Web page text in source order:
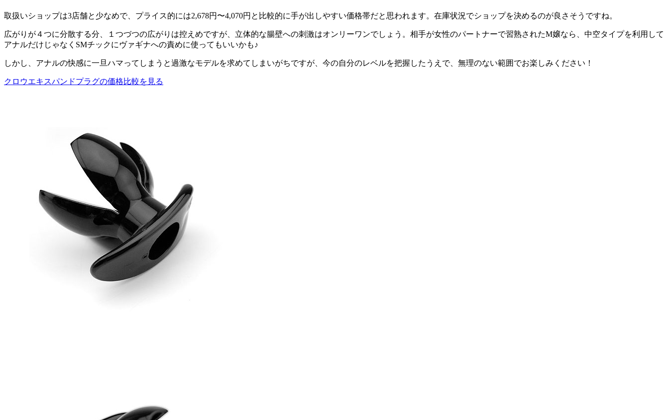
取扱いショップは3店舗と少なめで、プライス的には2,678円〜4,070円と比較的に手が出しやすい価格帯だと思われます。在庫状況でショップを決めるのが良さそうですね。
広がりが４つに分散する分、１つづつの広がりは控えめですが、立体的な腸壁への刺激はオンリーワンでしょう。相手が女性のパートナーで習熟されたM嬢なら、中空タイプを利用して
アナルだけじゃなくSMチックにヴァギナへの責めに使ってもいいかも♪
しかし、アナルの快感に一旦ハマってしまうと過激なモデルを求めてしまいがちですが、今の自分のレベルを把握したうえで、無理のない範囲でお楽しみください！
クロウエキスパンドプラグの価格比較を見る